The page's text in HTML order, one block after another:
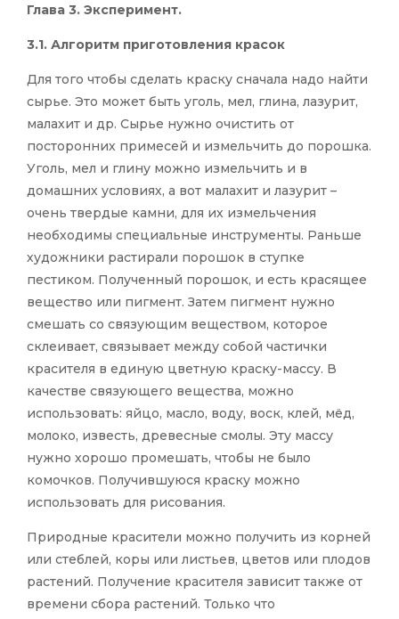
Глава 3. Эксперимент.
3.1. Алгоритм приготовления красок
Для того чтобы сделать краску сначала надо найти
сырье. Это может быть уголь, мел, глина, лазурит,
малахит и др. Сырье нужно очистить от
посторонних примесей и измельчить до порошка.
Уголь, мел и глину можно измельчить и в
домашних условиях, а вот малахит и лазурит –
очень твердые камни, для их измельчения
необходимы специальные инструменты. Раньше
художники растирали порошок в ступке
пестиком. Полученный порошок, и есть красящее
вещество или пигмент. Затем пигмент нужно
смешать со связующим веществом, которое
склеивает, связывает между собой частички
красителя в единую цветную краску-массу. В
качестве связующего вещества, можно
использовать: яйцо, масло, воду, воск, клей, мёд,
молоко, известь, древесные смолы. Эту массу
нужно хорошо промешать, чтобы не было
комочков. Получившуюся краску можно
использовать для рисования.
Природные красители можно получить из корней
или стеблей, коры или листьев, цветов или плодов
растений. Получение красителя зависит также от
времени сбора растений. Только что